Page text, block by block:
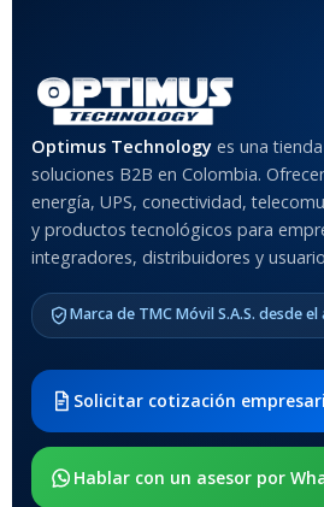
x205
Optimus Technology es una
soluciones B2B en Colombia.
energía, UPS, conectividad,
y productos tecnológicos para
integradores, distribuidores y
Marca de TMC Móvil S.A.S. desde el
Solicitar cotización
Hablar con un asesor por